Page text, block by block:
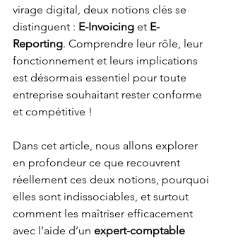
virage digital, deux notions clés se
distinguent : E-Invoicing et E-
Reporting. Comprendre leur rôle, leur
fonctionnement et leurs implications
est désormais essentiel pour toute
entreprise souhaitant rester conforme
et compétitive !
Dans cet article, nous allons explorer
en profondeur ce que recouvrent
réellement ces deux notions, pourquoi
elles sont indissociables, et surtout
comment les maîtriser efficacement
avec l’aide d’un expert-comptable